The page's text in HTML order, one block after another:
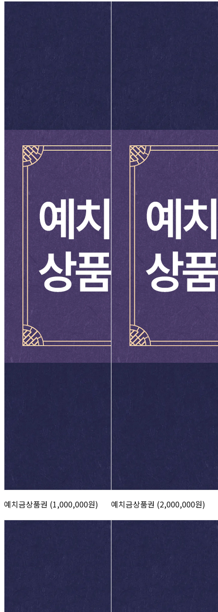
예치금상품권 (1,000,000원) 예치금상품권 (2,000,000원)